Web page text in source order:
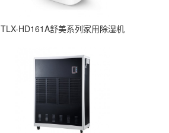
TLX-HD161A舒美系列家用除湿机